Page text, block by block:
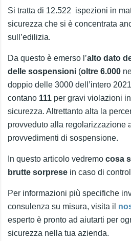
Si tratta di 12.522 ispezioni in
sicurezza che si è concentrata
sull’edilizia.
Da questo è emerso l’alto dato
delle sospensioni (oltre 6.000
doppio delle 3000 dell’intero
contano 111 per gravi violazioni
sicurezza. Altrettanto alta la
provveduto alla regolarizzazione
provvedimenti di sospensione.
In questo articolo vedremo cosa
brutte sorprese in caso di
Per informazioni più specifiche
consulenza su misura, visita il
esperto è pronto ad aiutarti per
sicurezza nella tua azienda.